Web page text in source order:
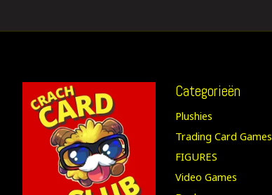
Categorieën
Plushies
Trading Card Games
FIGURES
Video Games